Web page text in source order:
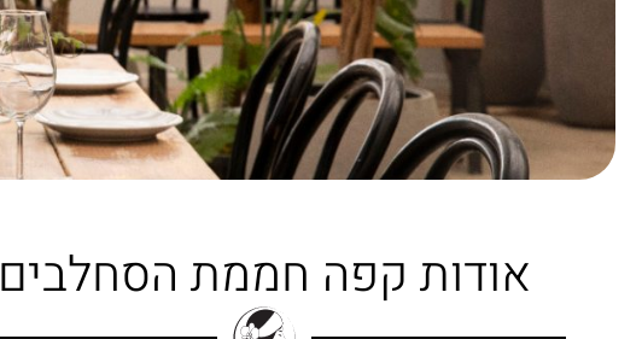
אודות קפה חממת הסחלבים